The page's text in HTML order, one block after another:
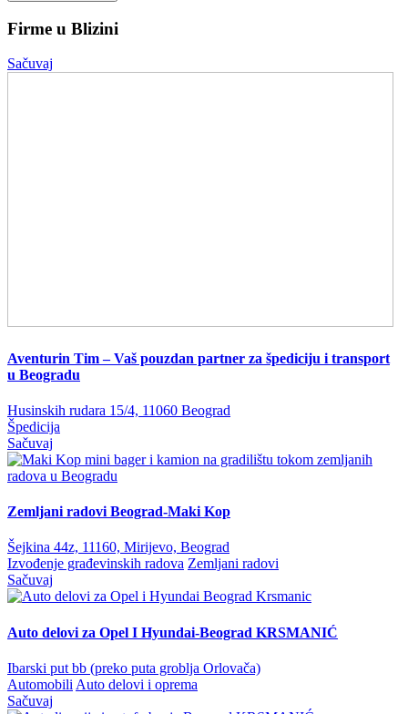
Firme u Blizini
Sačuvaj
Aventurin Tim – Vaš pouzdan partner za špediciju i transport
u Beogradu
Husinskih rudara 15/4, 11060 Beograd
Špedicija
Sačuvaj
Zemljani radovi Beograd-Maki Kop
Šejkina 44z, 11160, Mirijevo, Beograd
Izvođenje građevinskih radova Zemljani radovi
Sačuvaj
Auto delovi za Opel I Hyundai-Beograd KRSMANIĆ
Ibarski put bb (preko puta groblja Orlovača)
Automobili Auto delovi i oprema
Sačuvaj